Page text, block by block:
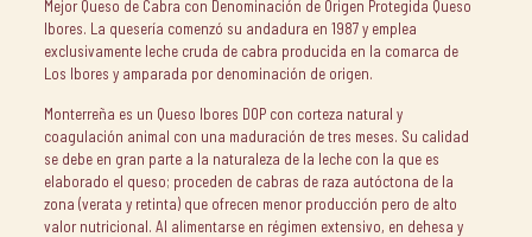
Mejor Queso de Cabra con Denominación de Origen Protegida Queso
Ibores. La quesería comenzó su andadura en 1987 y emplea
exclusivamente leche cruda de cabra producida en la comarca de
Los Ibores y amparada por denominación de origen.
Monterreña es un Queso Ibores DOP con corteza natural y
coagulación animal con una maduración de tres meses. Su calidad
se debe en gran parte a la naturaleza de la leche con la que es
elaborado el queso; proceden de cabras de raza autóctona de la
zona (verata y retinta) que ofrecen menor producción pero de alto
valor nutricional. Al alimentarse en régimen extensivo, en dehesa y